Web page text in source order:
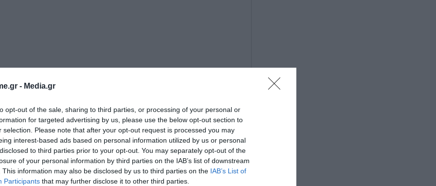
- Media.gr
opt-out of the sale, sharing to third parties, or processing of your personal or
for targeted advertising by us, please use the below opt-out section to
selection. Please note that after your opt-out request is processed you may
interest-based ads based on personal information utilized by us or personal
to third parties prior to your opt-out. You may separately opt-out of the
of your personal information by third parties on the IAB’s list of downstream
This information may also be disclosed by us to third parties on the IAB’s List of
Participants that may further disclose it to other third parties.
των ταμειακών ροών του Ομίλου, με άνω του
ταμειακές ροές. Από το 2019, ο Όμιλος